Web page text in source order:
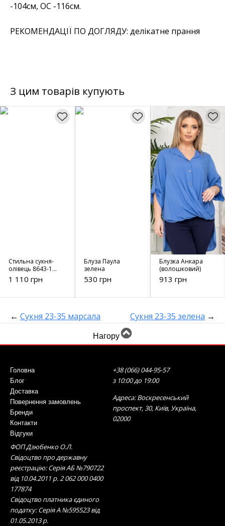
-104см, OC -116см.
РЕКОМЕНДАЦІЇ ПО ДОГЛЯДУ: делікатне прання
З цим товарів купують
Стильна сукня-
олівець 8643-1
червона
1 110 грн
Блуза Паула
зелена
530 грн
Блузка Анкара
(волошковий)
913 грн
← Сукня 23-35 марсала Сукня 23-35 зелена →
Нагору
Головна
Блог
Доставка
Повернення замовлень
Бренди
Контакти
Відгуки
+38 (066) 044-95-57
з 10:00 до 19:00
Адреса: Воскресенський
проспект, 30, Київ, Україна,
02000
ФОП Дзюбенко О.Л.
Свідоцтво про державну
реєстрацію: Серія АБ №790722
від 10.04.2011 р. 2 062 000 0400
177874
Свідоцтво платника єдиного
податку: Серія А №595523 від
01.05.2013 р.